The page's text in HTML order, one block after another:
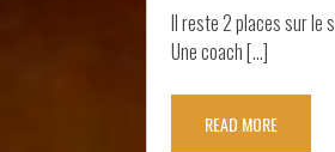
Il reste 2 places sur le
Une coach […]
READ MORE